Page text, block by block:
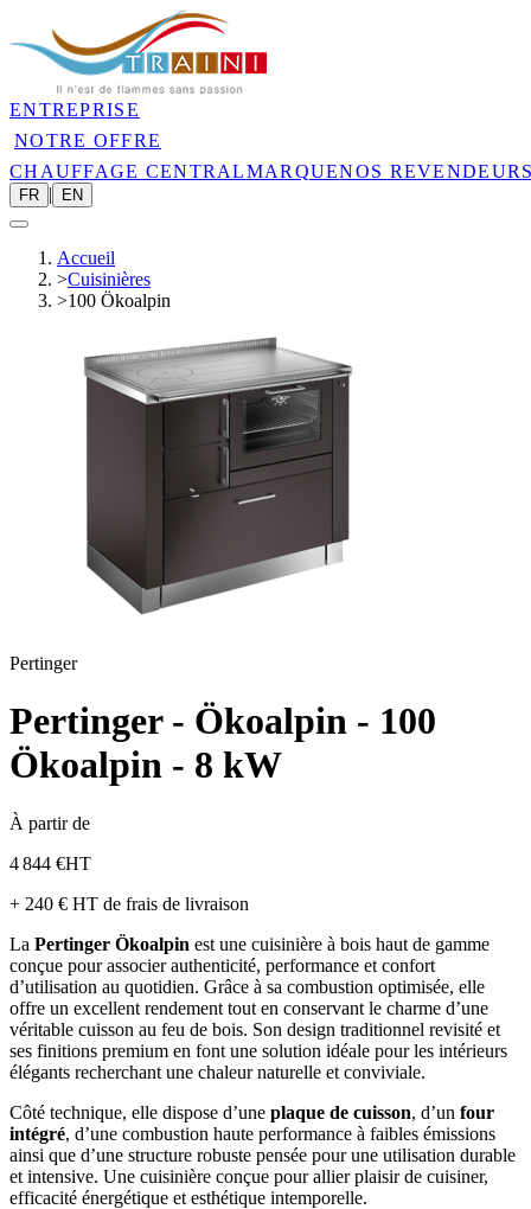
ENTREPRISE
NOTRE OFFRE
CHAUFFAGE CENTRALMARQUENOS
FR | EN
Accueil
>Cuisinières
>100 Ökoalpin
Pertinger
Pertinger - Ökoalpin - 100
Ökoalpin - 8 kW
À partir de
4 844 €HT
+ 240 € HT de frais de livraison
La Pertinger Ökoalpin est une cuisinière à bois haut de gamme
conçue pour associer authenticité, performance et confort
d’utilisation au quotidien. Grâce à sa combustion optimisée, elle
offre un excellent rendement tout en conservant le charme d’une
véritable cuisson au feu de bois. Son design traditionnel revisité et
ses finitions premium en font une solution idéale pour les intérieurs
élégants recherchant une chaleur naturelle et conviviale.
Côté technique, elle dispose d’une plaque de cuisson, d’un four
intégré, d’une combustion haute performance à faibles émissions
ainsi que d’une structure robuste pensée pour une utilisation durable
et intensive. Une cuisinière conçue pour allier plaisir de cuisiner,
efficacité énergétique et esthétique intemporelle.